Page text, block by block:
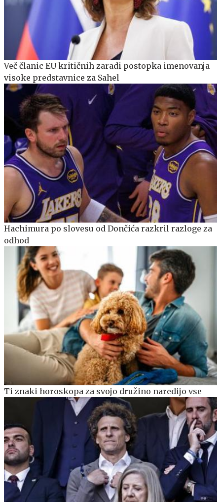
Več članic EU kritičnih zaradi postopka imenovanja
visoke predstavnice za Sahel
Hachimura po slovesu od Dončića razkril razloge za
odhod
Ti znaki horoskopa za svojo družino naredijo vse